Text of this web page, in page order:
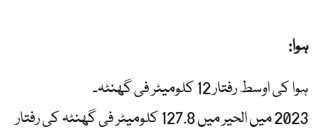
ہوا:
ہوا کی اوسط رفتار 12 کلومیٹر فی گھنٹہ۔
2023 میں الحیر میں 127.8 کلومیٹر فی گھنٹہ کی رفتار